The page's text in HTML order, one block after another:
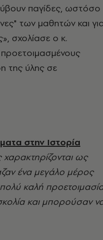
παγίδες, ωστόσο
των μαθητών και
σχολίασε ο κ.
της ύλης σε
στην Ιστορία
ως
ένα μεγάλο μέρος
καλή
και μπορούσαν